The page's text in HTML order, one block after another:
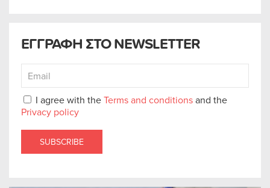
ΕΓΓΡΑΦΗ ΣΤΟ NEWSLETTER
I agree with theTerms and conditionsand the
Privacy policy
SUBSCRIBE